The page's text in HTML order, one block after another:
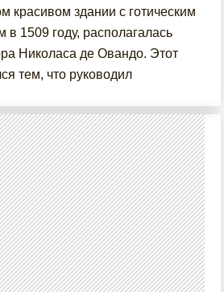
красивом здании с готическим
1509 году, располагалась
Николаса де Овандо. Этот
тем, что руководил